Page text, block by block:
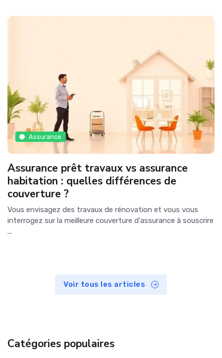
Assurance
Assurance prêt travaux vs assurance
habitation : quelles différences de
couverture ?
Vous envisagez des travaux de rénovation et vous vous
interrogez sur la meilleure couverture d'assurance à souscrire
...
Voir tous les articles
Catégories populaires